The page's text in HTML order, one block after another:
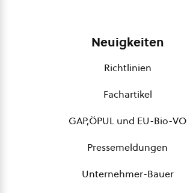
Neuigkeiten
Richtlinien
Fachartikel
GAP,ÖPUL und EU-Bio-VO
Pressemeldungen
Unternehmer-Bauer